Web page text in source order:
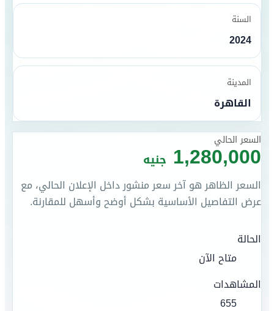
السنة
2024
المدينة
القاهرة
السعر الحالي
1,280,000 جنيه
السعر الظاهر هو آخر سعر منشور داخل الإعلان الحالي، مع
عرض التفاصيل الأساسية بشكل أوضح وأسهل للمقارنة.
الحالة
متاح الآن
المشاهدات
655